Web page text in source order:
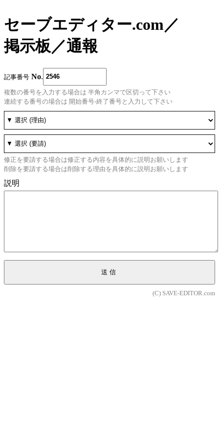
セーブエディター.com／
掲示板／通報
記事番号 No
複数の番号を入力する場合は 半角カンマで区切って下さい
連続する番号の場合は 開始番号-終了番号と入力して下さい
修正を要請する場合は修正する内容を具体的に説明お願いします
削除を要請する場合は削除する理由を具体的に説明お願いします
説明
送信
(C) SAVE-EDITOR.com